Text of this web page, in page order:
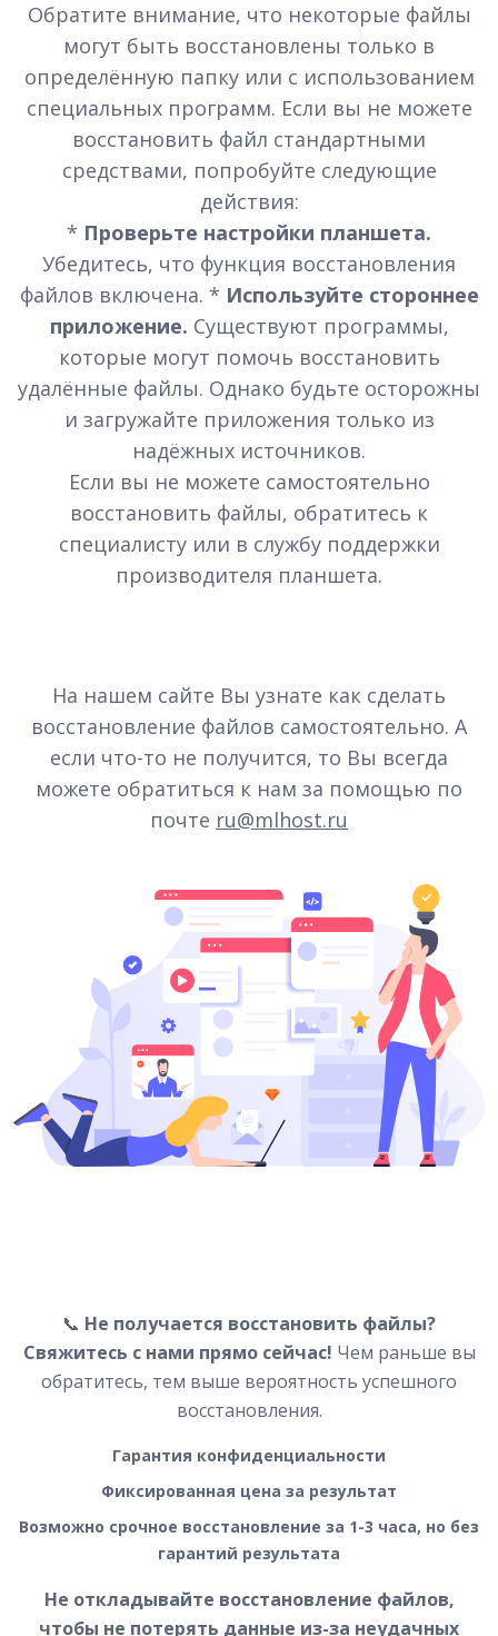
Обратите внимание, что некоторые файлы
могут быть восстановлены только в
определённую папку или с использованием
специальных программ. Если вы не можете
восстановить файл стандартными
средствами, попробуйте следующие
действия:
* Проверьте настройки планшета.
Убедитесь, что функция восстановления
файлов включена. * Используйте стороннее
приложение. Существуют программы,
которые могут помочь восстановить
удалённые файлы. Однако будьте осторожны
и загружайте приложения только из
надёжных источников.
Если вы не можете самостоятельно
восстановить файлы, обратитесь к
специалисту или в службу поддержки
производителя планшета.
На нашем сайте Вы узнате как сделать
восстановление файлов самостоятельно. А
если что-то не получится, то Вы всегда
можете обратиться к нам за помощью по
почте ru@mlhost.ru
📞 Не получается восстановить файлы?
Свяжитесь с нами прямо сейчас! Чем раньше вы
обратитесь, тем выше вероятность успешного
восстановления.
Гарантия конфиденциальности
Фиксированная цена за результат
Возможно срочное восстановление за 1-3 часа, но без
гарантий результата
Не откладывайте восстановление файлов,
чтобы не потерять данные из-за неудачных